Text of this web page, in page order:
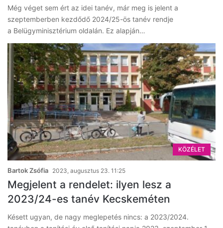
Még véget sem ért az idei tanév, már meg is jelent a
szeptemberben kezdődő 2024/25-ös tanév rendje
a Belügyminisztérium oldalán. Ez alapján…
KÖZÉLET
Bartok Zsófia 2023, augusztus 23. 11:25
Megjelent a rendelet: ilyen lesz a
2023/24-es tanév Kecskeméten
Késett ugyan, de nagy meglepetés nincs: a 2023/2024.